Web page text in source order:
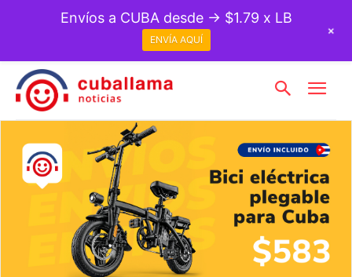
Envíos a CUBA desde → $1.79 x LB
ENVÍA AQUÍ
+